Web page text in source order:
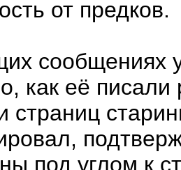
от предков.
сообщениях
как её
под углом к